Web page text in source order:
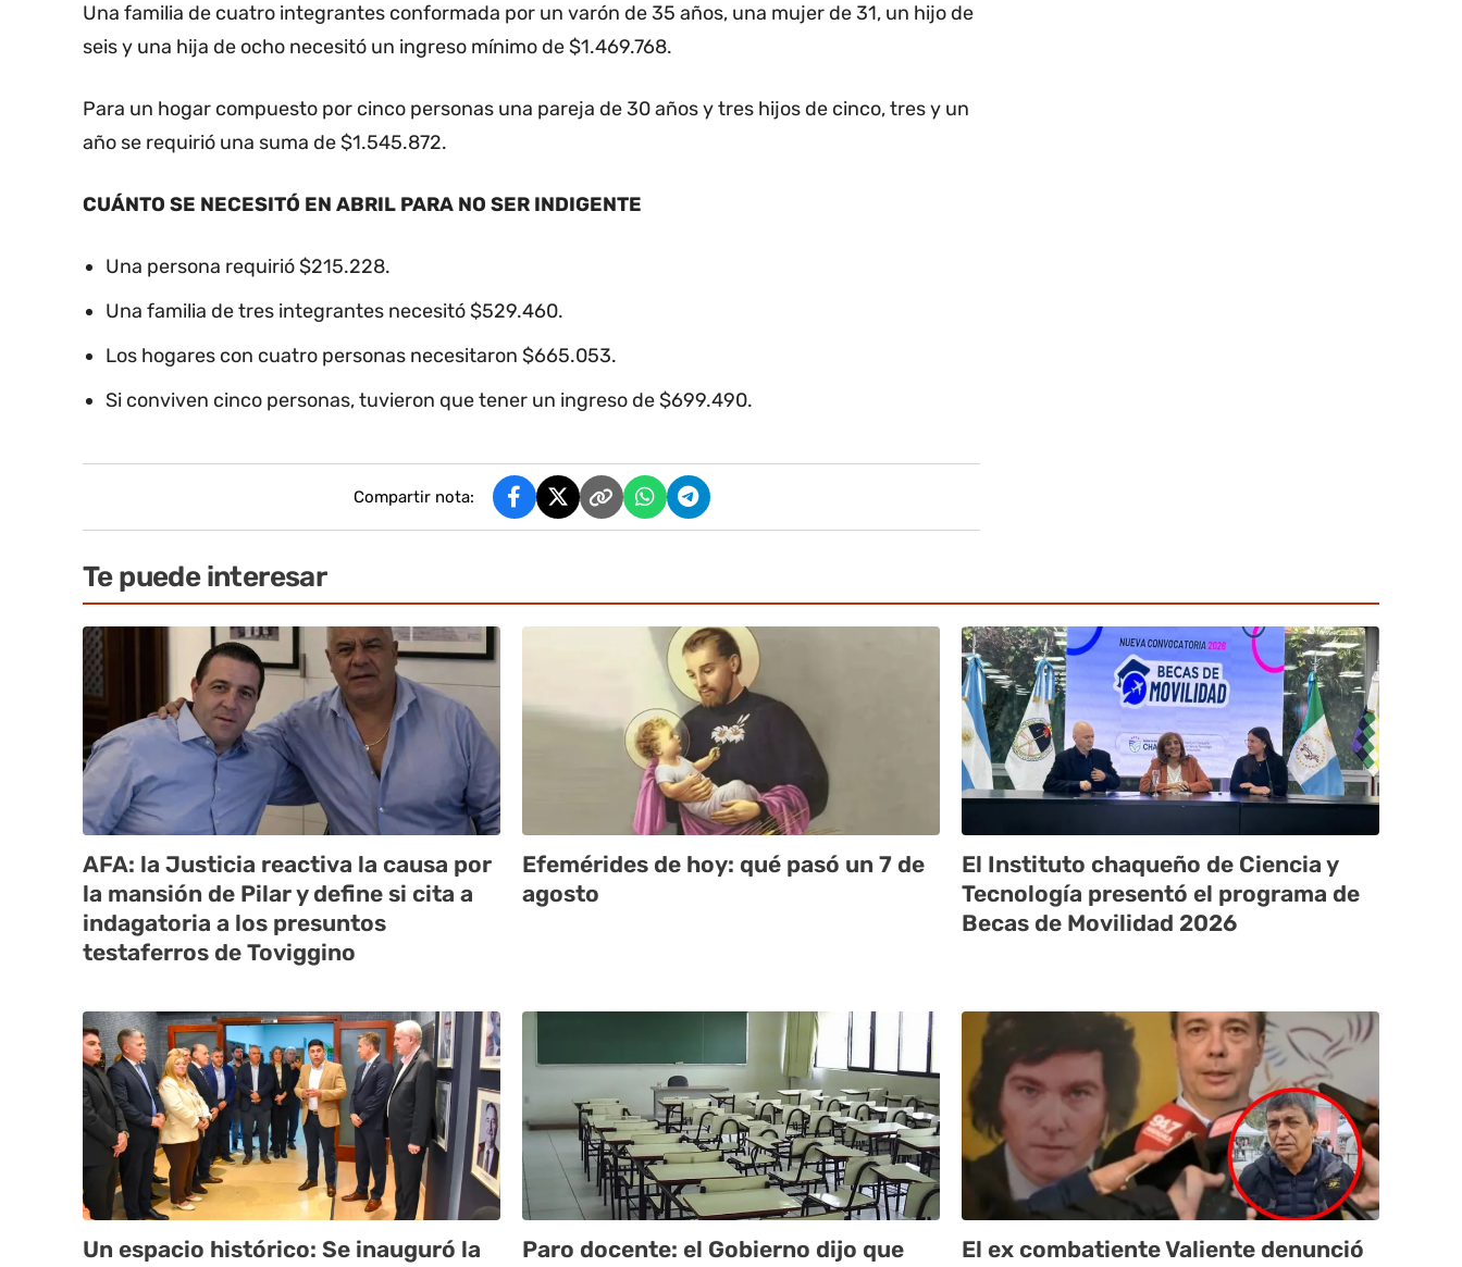
Una familia de cuatro integrantes conformada por un varón de 35 años, una mujer de 31, un hijo de
seis y una hija de ocho necesitó un ingreso mínimo de $1.469.768.
Para un hogar compuesto por cinco personas una pareja de 30 años y tres hijos de cinco, tres y un
año se requirió una suma de $1.545.872.
CUÁNTO SE NECESITÓ EN ABRIL PARA NO SER INDIGENTE
Una persona requirió $215.228.
Una familia de tres integrantes necesitó $529.460.
Los hogares con cuatro personas necesitaron $665.053.
Si conviven cinco personas, tuvieron que tener un ingreso de $699.490.
Compartir nota:
Te puede interesar
AFA: la Justicia reactiva la causa por
la mansión de Pilar y define si cita a
indagatoria a los presuntos
testaferros de Toviggino
Efemérides de hoy: qué pasó un 7 de
agosto
El Instituto chaqueño de Ciencia y
Tecnología presentó el programa de
Becas de Movilidad 2026
Un espacio histórico: Se inauguró la
Paro docente: el Gobierno dijo que
El ex combatiente Valiente denunció